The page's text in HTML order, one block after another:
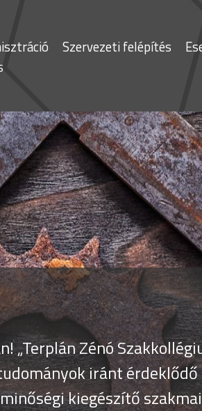
Szervezeti felépítés
Zénó
iránt
kiegészítő
Zénó
iránt
kiegészítő